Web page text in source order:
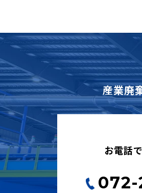
産業廃
お電話
072-